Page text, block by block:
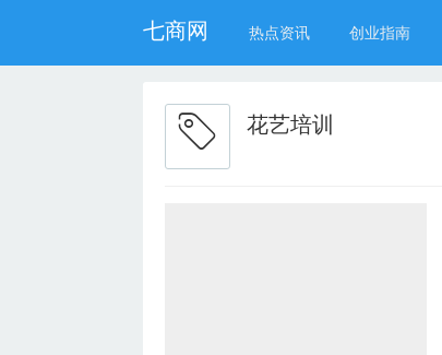
七商网 热点资讯 创业指南
花艺培训